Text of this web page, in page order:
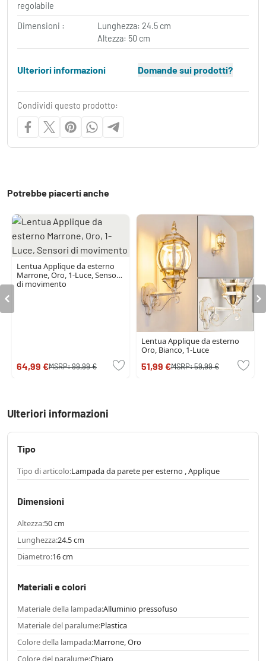
regolabile
Dimensioni :
Lunghezza: 24.5 cm
Altezza: 50 cm
Ulteriori informazioni Domande sui prodotti?
Condividi questo prodotto:
Potrebbe piacerti anche
Lentua Applique da esterno
Marrone, Oro, 1-Luce, Sensori
di movimento
64,99 €MSRP:99,99 €
Lentua Applique da esterno
Oro, Bianco, 1-Luce
51,99 €MSRP:59,99 €
Ulteriori informazioni
Tipo
Tipo di articolo:Lampada da parete per esterno , Applique
Dimensioni
Altezza:50 cm
Lunghezza:24.5 cm
Diametro:16 cm
Materiali e colori
Materiale della lampada:Alluminio pressofuso
Materiale del paralume:Plastica
Colore della lampada:Marrone, Oro
Colore del paralume:Chiaro